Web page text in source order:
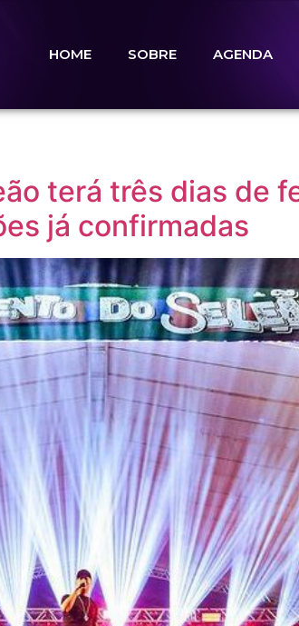
HOME SOBRE AGENDA
terá três dias de
já confirmadas